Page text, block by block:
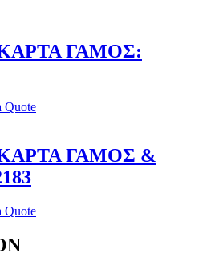
ΓΑΜΟΣ:
Quote
ΓΑΜΟΣ &
Quote